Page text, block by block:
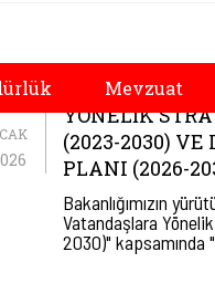
Mevzuat
"ROMAN
YÖNELIK
(2023-2030)
PLANI (2026-
Bakanlığımızın
Vatandaşlara
2030)"